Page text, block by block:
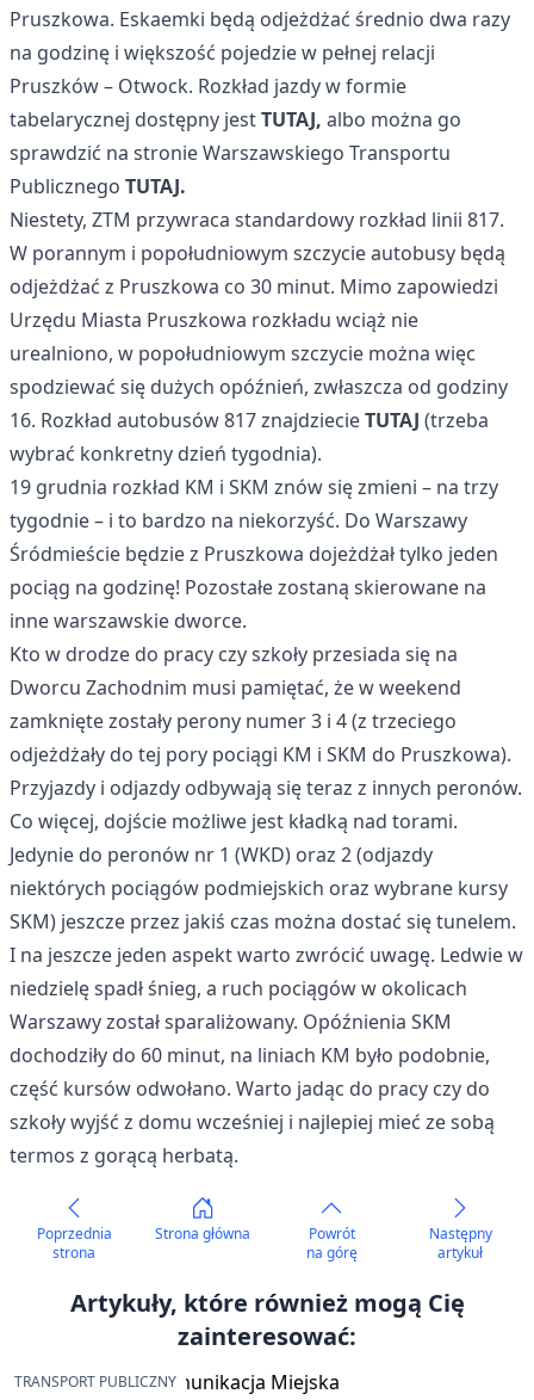
Pruszkowa. Eskaemki będą odjeżdżać średnio dwa razy
na godzinę i większość pojedzie w pełnej relacji
Pruszków – Otwock. Rozkład jazdy w formie
tabelarycznej dostępny jestTUTAJ, albo można go
sprawdzić na stronie Warszawskiego Transportu
Publicznego TUTAJ.
Niestety, ZTM przywraca standardowy rozkład linii 817.
W porannym i popołudniowym szczycie autobusy będą
odjeżdżać z Pruszkowa co 30 minut. Mimo zapowiedzi
Urzędu Miasta Pruszkowa rozkładu wciąż nie
urealniono, w popołudniowym szczycie można więc
spodziewać się dużych opóźnień, zwłaszcza od godziny
16. Rozkład autobusów 817 znajdziecieTUTAJ (trzeba
wybrać konkretny dzień tygodnia).
19 grudnia rozkład KM i SKM znów się zmieni – na trzy
tygodnie – i to bardzo na niekorzyść. Do Warszawy
Śródmieście będzie z Pruszkowa dojeżdżał tylko jeden
pociąg na godzinę! Pozostałe zostaną skierowane na
inne warszawskie dworce.
Kto w drodze do pracy czy szkoły przesiada się na
Dworcu Zachodnim musi pamiętać, że w weekend
zamknięte zostały perony numer 3 i 4 (z trzeciego
odjeżdżały do tej pory pociągi KM i SKM do Pruszkowa).
Przyjazdy i odjazdy odbywają się teraz z innych peronów.
Co więcej, dojście możliwe jest kładką nad torami.
Jedynie do peronów nr 1 (WKD) oraz 2 (odjazdy
niektórych pociągów podmiejskich oraz wybrane kursy
SKM) jeszcze przez jakiś czas można dostać się tunelem.
I na jeszcze jeden aspekt warto zwrócić uwagę. Ledwie w
niedzielę spadł śnieg, a ruch pociągów w okolicach
Warszawy został sparaliżowany. Opóźnienia SKM
dochodziły do 60 minut, na liniach KM było podobnie,
część kursów odwołano. Warto jadąc do pracy czy do
szkoły wyjść z domu wcześniej i najlepiej mieć ze sobą
termos z gorącą herbatą.
Poprzednia
strona
Strona główna
Powrót
na górę
Następny
artykuł
Artykuły, które również mogą Cię
zainteresować:
TRANSPORT PUBLICZNY